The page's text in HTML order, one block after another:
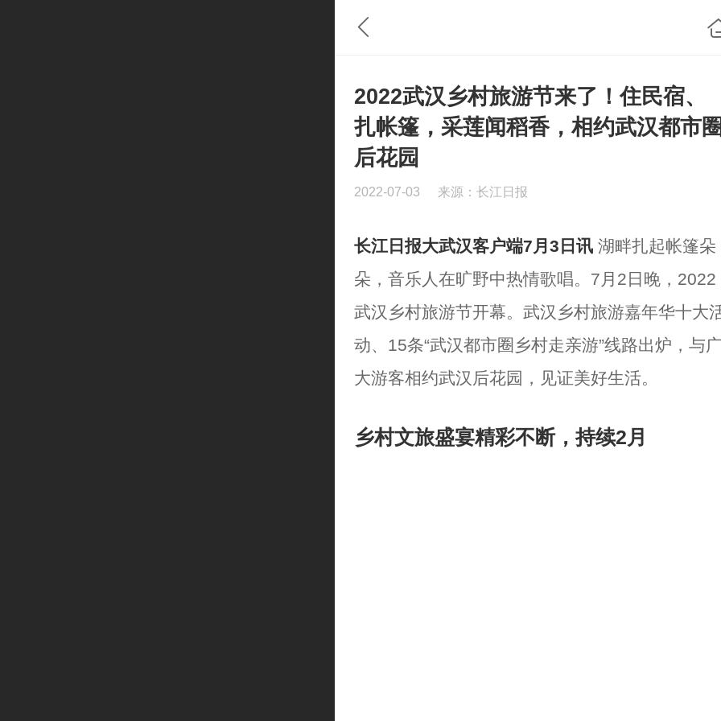
2022武汉乡村旅游节来了！住民宿、
扎帐篷，采莲闻稻香，相约武汉都市圈
后花园
2022-07-03 来源：长江日报
长江日报大武汉客户端7月3日讯 湖畔扎起帐篷朵
朵，音乐人在旷野中热情歌唱。7月2日晚，2022
武汉乡村旅游节开幕。武汉乡村旅游嘉年华十大
动、15条“武汉都市圈乡村走亲游”线路出炉，与广
大游客相约武汉后花园，见证美好生活。
乡村文旅盛宴精彩不断，持续2月